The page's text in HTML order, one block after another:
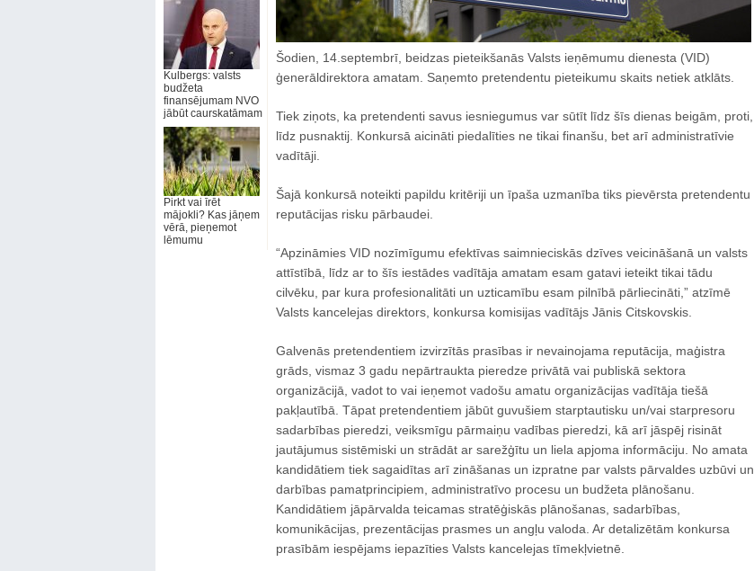
Kulbergs: valsts
budžeta
finansējumam NVO
jābūt caurskatāmam
Pirkt vai īrēt
mājokli? Kas jāņem
vērā, pieņemot
lēmumu
Šodien, 14.septembrī, beidzas pieteikšanās Valsts ieņēmumu dienesta (VID)
ģenerāldirektora amatam. Saņemto pretendentu pieteikumu skaits netiek atklāts.
Tiek ziņots, ka pretendenti savus iesniegumus var sūtīt līdz šīs dienas beigām, proti,
līdz pusnaktij. Konkursā aicināti piedalīties ne tikai finanšu, bet arī administratīvie
vadītāji.
Šajā konkursā noteikti papildu kritēriji un īpaša uzmanība tiks pievērsta pretendentu
reputācijas risku pārbaudei.
“Apzināmies VID nozīmīgumu efektīvas saimnieciskās dzīves veicināšanā un valsts
attīstībā, līdz ar to šīs iestādes vadītāja amatam esam gatavi ieteikt tikai tādu
cilvēku, par kura profesionalitāti un uzticamību esam pilnībā pārliecināti,” atzīmē
Valsts kancelejas direktors, konkursa komisijas vadītājs Jānis Citskovskis.
Galvenās pretendentiem izvirzītās prasības ir nevainojama reputācija, maģistra
grāds, vismaz 3 gadu nepārtraukta pieredze privātā vai publiskā sektora
organizācijā, vadot to vai ieņemot vadošu amatu organizācijas vadītāja tiešā
pakļautībā. Tāpat pretendentiem jābūt guvušiem starptautisku un/vai starpresoru
sadarbības pieredzi, veiksmīgu pārmaiņu vadības pieredzi, kā arī jāspēj risināt
jautājumus sistēmiski un strādāt ar sarežģītu un liela apjoma informāciju. No amata
kandidātiem tiek sagaidītas arī zināšanas un izpratne par valsts pārvaldes uzbūvi un
darbības pamatprincipiem, administratīvo procesu un budžeta plānošanu.
Kandidātiem jāpārvalda teicamas stratēģiskās plānošanas, sadarbības,
komunikācijas, prezentācijas prasmes un angļu valoda. Ar detalizētām konkursa
prasībām iespējams iepazīties Valsts kancelejas tīmekļvietnē.